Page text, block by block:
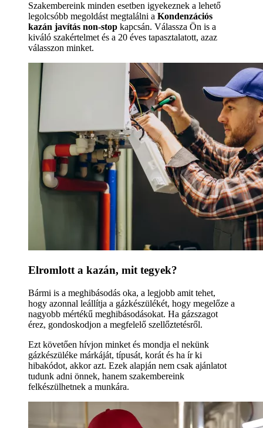
Szakembereink minden esetben igyekeznek a lehető
legolcsóbb megoldást megtalálni a Kondenzációs
kazán javítás non-stop kapcsán. Válassza Ön is a
kiváló szakértelmet és a 20 éves tapasztalatott, azaz
válasszon minket.
Elromlott a kazán, mit tegyek?
Bármi is a meghibásodás oka, a legjobb amit tehet,
hogy azonnal leállítja a gázkészülékét, hogy megelőze a
nagyobb mértékű meghibásodásokat. Ha gázszagot
érez, gondoskodjon a megfelelő szellőztetésről.
Ezt követően hívjon minket és mondja el nekünk
gázkészüléke márkáját, típusát, korát és ha ír ki
hibakódot, akkor azt. Ezek alapján nem csak ajánlatot
tudunk adni önnek, hanem szakembereink
felkészülhetnek a munkára.